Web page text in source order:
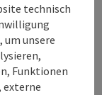
technisch
um unsere
Funktionen
externe